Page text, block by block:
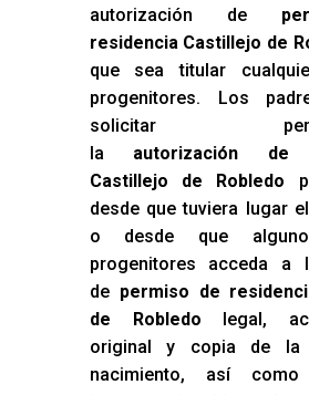
autorización de
residencia Castillejo de
que sea titular
progenitores. Los
solicitar
la autorización de
Castillejo de Robledo
desde que tuviera lugar
o desde que
progenitores acceda a
de permiso de
de Robledo legal,
original y copia de la
nacimiento, así